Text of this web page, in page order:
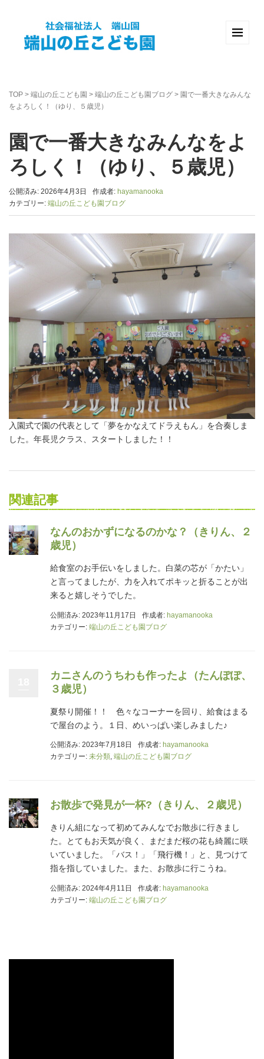
TOP > 端山の丘こども園 > 端山の丘こども園ブログ > 園で一番大きなみんな
をよろしく！（ゆり、５歳児）
園で一番大きなみんなをよ
ろしく！（ゆり、５歳児）
公開済み: 2026年4月3日 作成者: hayamanooka
カテゴリー: 端山の丘こども園ブログ
入園式で園の代表として「夢をかなえてドラえもん」を合奏しま
した。年長児クラス、スタートしました！！
関連記事
なんのおかずになるのかな？（きりん、２
歳児）
給食室のお手伝いをしました。白菜の芯が「かたい」
と言ってましたが、力を入れてポキッと折ることが出
来ると嬉しそうでした。
公開済み: 2023年11月17日 作成者: hayamanooka
カテゴリー: 端山の丘こども園ブログ
カニさんのうちわも作ったよ（たんぽぽ、
３歳児）
夏祭り開催！！ 色々なコーナーを回り、給食はまる
で屋台のよう。１日、めいっぱい楽しみました♪
公開済み: 2023年7月18日 作成者: hayamanooka
カテゴリー: 未分類, 端山の丘こども園ブログ
お散歩で発見が一杯?（きりん、２歳児）
きりん組になって初めてみんなでお散歩に行きまし
た。とてもお天気が良く、まだまだ桜の花も綺麗に咲
いていました。「バス！」「飛行機！」と、見つけて
指を指していました。また、お散歩に行こうね。
公開済み: 2024年4月11日 作成者: hayamanooka
カテゴリー: 端山の丘こども園ブログ